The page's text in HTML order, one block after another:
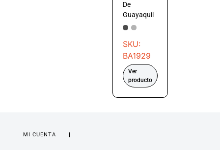
De
Guayaquil
SKU:
BA1929
Ver
producto
MI CUENTA